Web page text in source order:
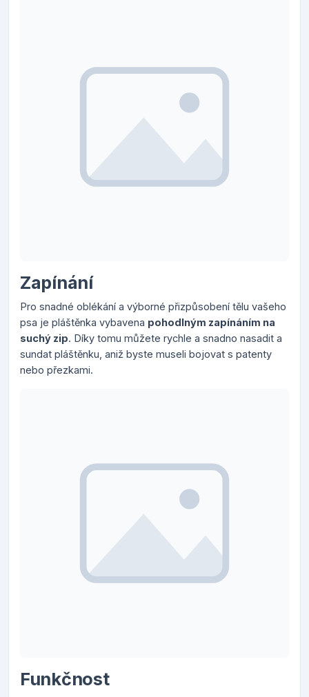
Zapínání
Pro snadné oblékání a výborné přizpůsobení tělu vašeho
psa je pláštěnka vybavena pohodlným zapínáním na
suchý zip. Díky tomu můžete rychle a snadno nasadit a
sundat pláštěnku, aniž byste museli bojovat s patenty
nebo přezkami.
Funkčnost